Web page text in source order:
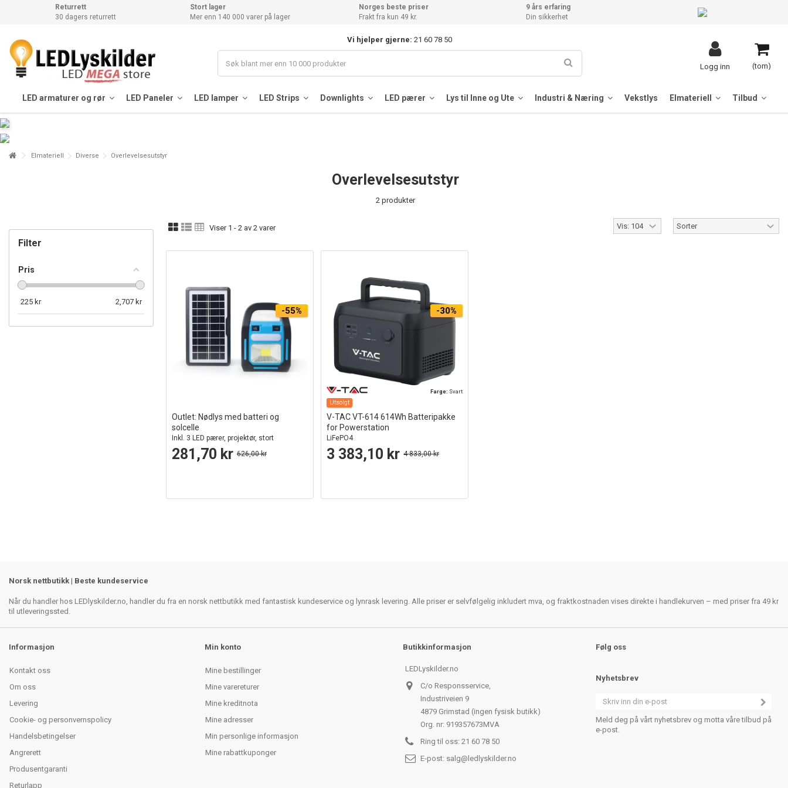
Returrett
30 dagers returrett
Stort lager
Mer enn 140 000 varer på lager
Norges beste priser
Frakt fra kun 49 kr.
9 års erfaring
Din sikkerhet
Vi hjelper gjerne: 21 60 78 50
(tom)
Logg inn
LED armaturer og rør LED Paneler LED lamper LED Strips Downlights LED pærer Lys til Inne og Ute Industri & Næring Vekstlys Elmateriell Tilbud
Elmateriell Diverse Overlevelsesutstyr
Overlevelsesutstyr
2 produkter
Viser 1 - 2 av 2 varer
-55%
Outlet: Nødlys med batteri og
solcelle
Inkl. 3 LED pærer, projektør, stort
solcellepanel, powerbank
281,70 kr626,00 kr
Farge: Svart
-30%
Utsolgt
V-TAC VT-614 614Wh Batteripakke
for Powerstation
LiFePO4
3 383,10 kr4 833,00 kr
Filter
Pris
225 kr 2,707kr
Norsk nettbutikk | Beste kundeservice
Når du handler hos LEDlyskilder.no, handler du fra en norsk nettbutikk med fantastisk kundeservice og lynrask levering. Alle priser er selvfølgelig inkludert mva, og fraktkostnaden vises direkte i handlekurven – med priser fra 49 kr
til utleveringssted.
Informasjon
Kontakt oss
Om oss
Levering
Cookie- og personvernspolicy
Handelsbetingelser
Angrerett
Produsentgaranti
Returlapp
Min konto
Mine bestillinger
Mine varereturer
Mine kreditnota
Mine adresser
Min personlige informasjon
Mine rabattkuponger
Butikkinformasjon
LEDLyskilder.no
C/o Responsservice,
Industriveien 9
4879 Grimstad (ingen fysisk butikk)
Org. nr: 919357673MVA
Ring til oss: 21 60 78 50
E-post: salg@ledlyskilder.no
Følg oss
Nyhetsbrev
Meld deg på vårt nyhetsbrev og motta våre tilbud på
e-post.